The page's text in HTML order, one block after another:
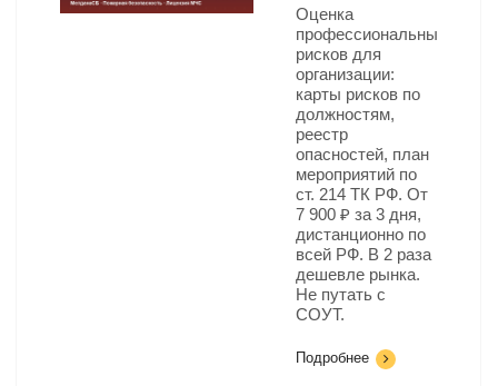
Оценка
профессиональных
рисков для
организации:
карты рисков по
должностям,
реестр
опасностей, план
мероприятий по
ст. 214 ТК РФ. От
7 900 ₽ за 3 дня,
дистанционно по
всей РФ. В 2 раза
дешевле рынка.
Не путать с
СОУТ.
Подробнее